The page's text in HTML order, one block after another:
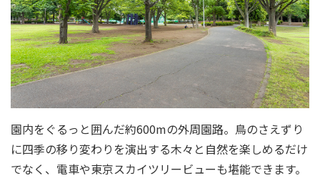
園内をぐるっと囲んだ約600mの外周園路。鳥のさえずり
に四季の移り変わりを演出する木々と自然を楽しめるだけ
でなく、電車や東京スカイツリービューも堪能できます。